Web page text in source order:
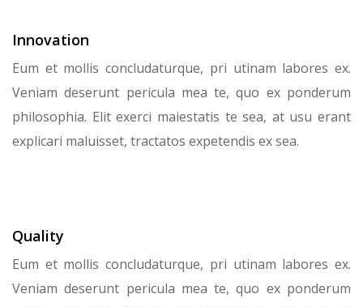
Innovation
Eum et mollis concludaturque, pri utinam labores ex.
Veniam deserunt pericula mea te, quo ex ponderum
philosophia. Elit exerci maiestatis te sea, at usu erant
explicari maluisset, tractatos expetendis ex sea.
Quality
Eum et mollis concludaturque, pri utinam labores ex.
Veniam deserunt pericula mea te, quo ex ponderum